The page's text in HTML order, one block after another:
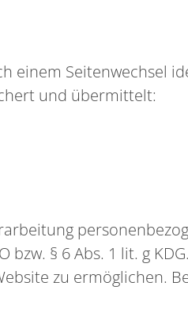
einem Seitenwechsel
und übermittelt:
§ 6 Abs. 1 lit. g
zu ermöglichen.